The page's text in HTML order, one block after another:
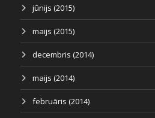
jūnijs (2015)
maijs (2015)
decembris (2014)
maijs (2014)
februāris (2014)